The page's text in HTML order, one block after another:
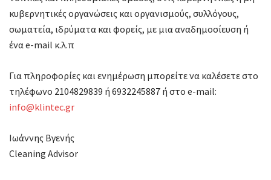
κυβερνητικές οργανώσεις και οργανισμούς, συλλόγους,
σωματεία, ιδρύματα και φορείς, με μια αναδημοσίευση ή
ένα e-mail κ.λ.π
Για πληροφορίες και ενημέρωση μπορείτε να καλέσετε στο
τηλέφωνο 2104829839 ή 6932245887 ή στο e-mail:
info@klintec.gr
Ιωάννης Βγενής
Cleaning Advisor